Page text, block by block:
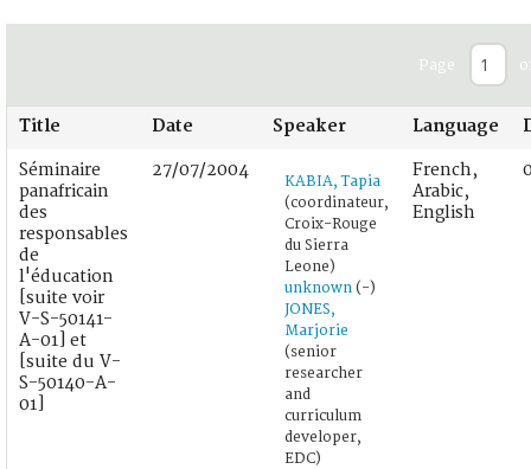
Page
Title Date Speaker Language
Séminaire
panafricain
des
responsables
de
l'éducation
[suite voir
V-S-50141-
A-01] et
[suite du V-
S-50140-A-
01]
27/07/2004
KABIA, Tapia
(coordinateur,
Croix-Rouge
du Sierra
Leone)
unknown (-)
JONES,
Marjorie
(senior
researcher
and
curriculum
developer,
EDC)
French,
Arabic,
English